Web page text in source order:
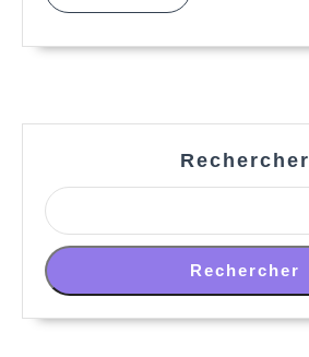
MORE
Rechercher
Rechercher